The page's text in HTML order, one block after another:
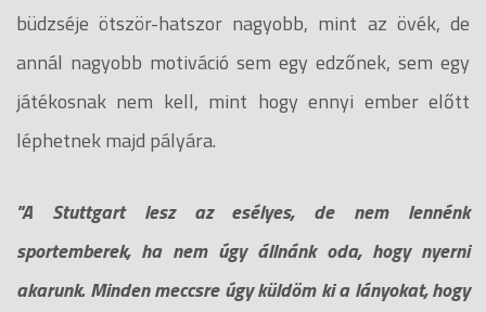
büdzséje ötször-hatszor nagyobb, mint az övék, de
annál nagyobb motiváció sem egy edzőnek, sem egy
játékosnak nem kell, mint hogy ennyi ember előtt
léphetnek majd pályára.
"A Stuttgart lesz az esélyes, de nem lennénk
sportemberek, ha nem úgy állnánk oda, hogy nyerni
akarunk. Minden meccsre úgy küldöm ki a lányokat, hogy